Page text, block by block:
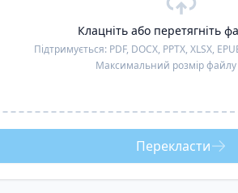
Клацніть або перетягніть
Підтримується: PDF, DOCX, PPTX, XLSX,
Максимальний розмір
Перекласти